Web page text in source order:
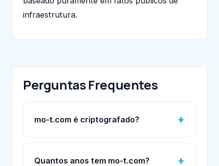
infraestrutura.
Perguntas Frequentes
mo-t.com é criptografado?
Quantos anos tem mo-t.com?